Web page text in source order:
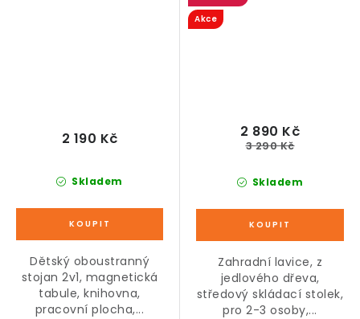
Skladem
2 190 Kč
Dětský oboustranný
stojan 2v1, magnetická
tabule, knihovna,
pracovní plocha,...
Akce
Skladem
2 890 Kč
3 290 Kč
Zahradní lavice, z
jedlového dřeva,
středový skládací stolek,
pro 2-3 osoby,...